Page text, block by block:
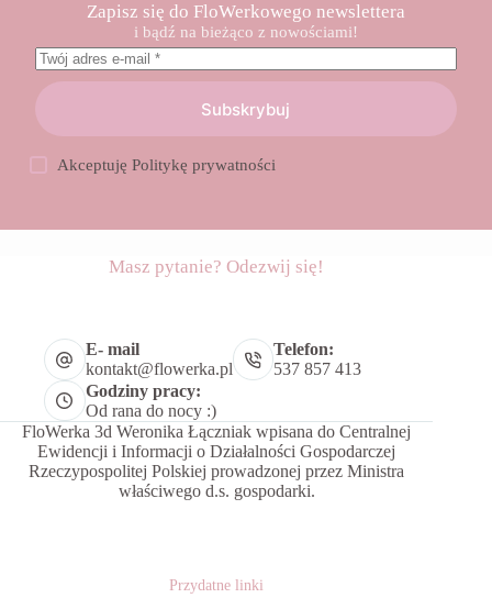
Zapisz się do FloWerkowego newslettera
i bądź na bieżąco z nowościami!
Subskrybuj
AkceptujęPolitykę prywatności
Masz pytanie? Odezwij się!
E- mail
kontakt@flowerka.pl
Telefon:
537 857 413
Godziny pracy:
Od rana do nocy :)
FloWerka 3d Weronika Łączniak wpisana do Centralnej
Ewidencji i Informacji o Działalności Gospodarczej
Rzeczypospolitej Polskiej prowadzonej przez Ministra
właściwego d.s. gospodarki.
Przydatne linki